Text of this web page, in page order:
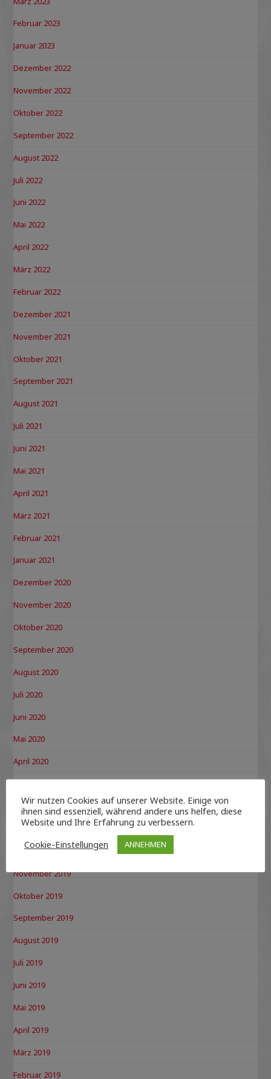
Februar 2023
Januar 2023
Dezember 2022
November 2022
Oktober 2022
September 2022
August 2022
Juli 2022
Juni 2022
Mai 2022
April 2022
März 2022
Februar 2022
Dezember 2021
November 2021
Oktober 2021
September 2021
August 2021
Juli 2021
Juni 2021
Mai 2021
April 2021
März 2021
Februar 2021
Januar 2021
Dezember 2020
November 2020
Oktober 2020
September 2020
August 2020
Juli 2020
Juni 2020
Mai 2020
April 2020
Februar 2020
Januar 2020
Dezember 2019
November 2019
Oktober 2019
September 2019
August 2019
Juli 2019
Juni 2019
Mai 2019
April 2019
März 2019
Februar 2019
Wir nutzen Cookies auf unserer Website. Einige von
ihnen sind essenziell, während andere uns helfen, diese
Website und Ihre Erfahrung zu verbessern.
Cookie-Einstellungen
ANNEHMEN